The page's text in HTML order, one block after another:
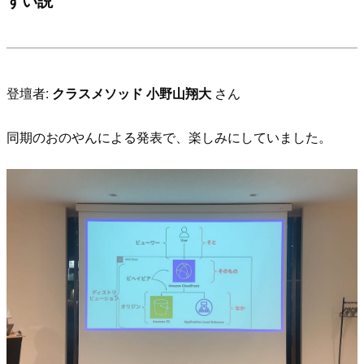
登壇者: クラスメソッド 小野山翔大 さん
同期のおのやんによる発表で、楽しみにしていました。